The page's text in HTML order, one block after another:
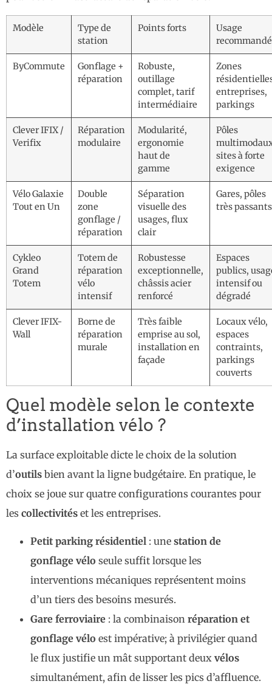
Modèle
Type de
station
Points forts
Usage
recommandé
ByCommute
Gonflage +
réparation
Robuste,
outillage
complet, tarif
intermédiaire
Zones
entreprises,
parkings
Clever IFIX /
Verifix
Réparation
modulaire
Modularité,
ergonomie
haut de
gamme
Pôles
sites à forte
exigence
Vélo Galaxie
Tout en Un
Double
zone
gonflage /
réparation
Séparation
visuelle des
usages, flux
clair
Gares, pôles
très passants
Cykleo
Grand
Totem
Totem de
réparation
vélo
intensif
Robustesse
exceptionnelle,
châssis acier
renforcé
Espaces
publics,
intensif ou
dégradé
Clever IFIX-
Wall
Borne de
réparation
murale
Très faible
emprise au sol,
installation en
façade
Locaux vélo,
espaces
contraints,
parkings
couverts
Quel modèle selon le contexte
d’installation vélo ?
La surface exploitable dicte le choix de la solution
d’outils bien avant la ligne budgétaire. En pratique, le
choix se joue sur quatre configurations courantes pour
les collectivités et les entreprises.
Petit parking résidentiel : une station de
gonflage vélo seule suffit lorsque les
interventions mécaniques représentent moins
d’un tiers des besoins mesurés.
Gare ferroviaire : la combinaison réparation et
gonflage vélo est impérative; à privilégier quand
le flux justifie un mât supportant deux vélos
simultanément, afin de lisser les pics d’affluence.